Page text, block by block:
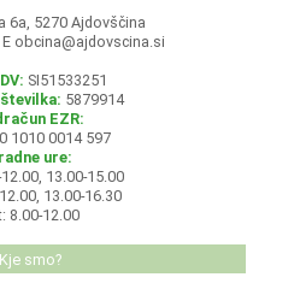
6a, 5270 Ajdovščina
obcina@ajdovscina.si
SI51533251
5879914
EZR:
1010 0014 597
ure:
13.00-15.00
13.00-16.30
8.00-12.00
Kje smo?